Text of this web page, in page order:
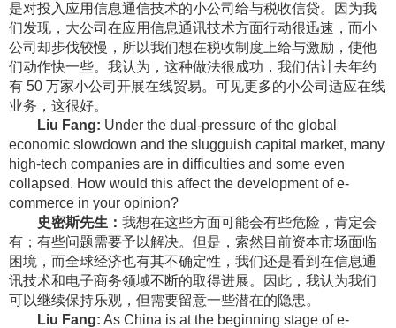
是对投入应用信息通信技术的小公司给与税收信贷。因为我
们发现，大公司在应用信息通讯技术方面行动很迅速，而小
公司却步伐较慢，所以我们想在税收制度上给与激励，使他
们动作快一些。我认为，这种做法很成功，我们估计去年约
有 50 万家小公司开展在线贸易。可见更多的小公司适应在线
业务，这很好。
Liu Fang: Under the dual-pressure of the global
economic slowdown and the slugguish capital market, many
high-tech companies are in difficulties and some even
collapsed. How would this affect the development of e-
commerce in your opinion?
史密斯先生： 我想在这些方面可能会有些危险，肯定会
有；有些问题需要予以解决。但是，索然目前资本市场面临
困境，而全球经济也有其不确定性，我们还是看到在信息通
讯技术和电子商务领域不断的取得进展。因此，我认为我们
可以继续保持乐观，但需要留意一些潜在的隐患。
Liu Fang: As China is at the beginning stage of e-